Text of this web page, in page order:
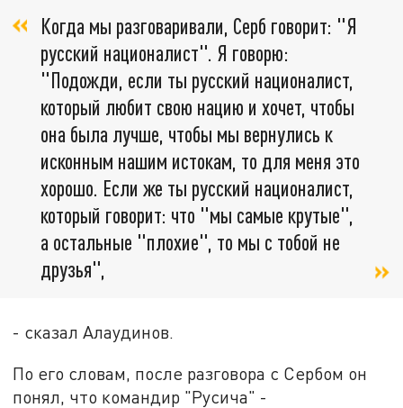
Когда мы разговаривали, Серб говорит: "Я
русский националист". Я говорю:
"Подожди, если ты русский националист,
который любит свою нацию и хочет, чтобы
она была лучше, чтобы мы вернулись к
исконным нашим истокам, то для меня это
хорошо. Если же ты русский националист,
который говорит: что "мы самые крутые",
а остальные "плохие", то мы с тобой не
друзья",
- сказал Алаудинов.
По его словам, после разговора с Сербом он
понял, что командир "Русича" -